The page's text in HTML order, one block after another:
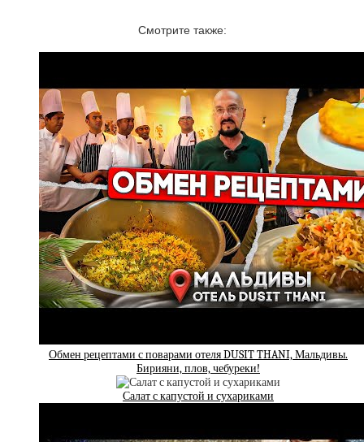
Смотрите также:
Обмен рецептами с поварами отеля DUSIT THANI, Мальдивы.
Бирияни, плов, чебуреки!
Салат с капустой и сухариками